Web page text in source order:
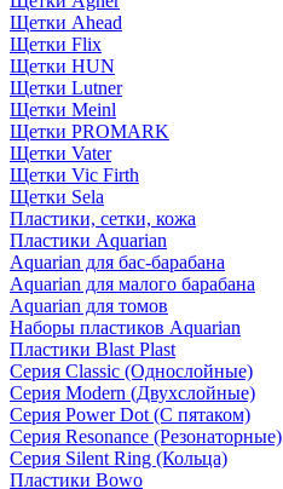
Щетки Ahead
Щетки Flix
Щетки HUN
Щетки Lutner
Щетки Meinl
Щетки PROMARK
Щетки Vater
Щетки Vic Firth
Щетки Sela
Пластики, сетки, кожа
Пластики Aquarian
Aquarian для бас-барабана
Aquarian для малого барабана
Aquarian для томов
Наборы пластиков Aquarian
Пластики Blast Plast
Серия Classic (Однослойные)
Серия Modern (Двухслойные)
Серия Power Dot (С пятаком)
Серия Resonance (Резонаторные)
Серия Silent Ring (Кольца)
Пластики Bowo